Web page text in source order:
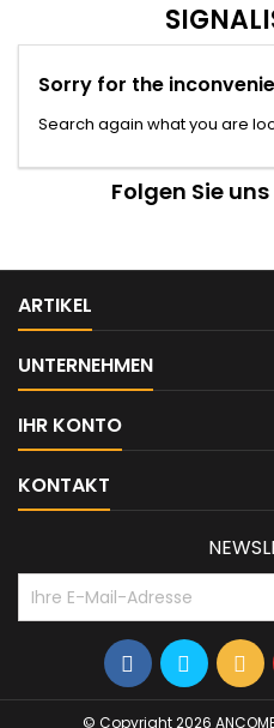
Sorry for the
Search again what you are
Folgen Sie
ARTIKEL
UNTERNEHMEN
IHR KONTO
KONTAKT
© Copyright 2026